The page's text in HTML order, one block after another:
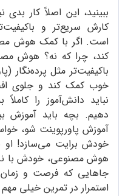
ببینید، این اصلاً کار
کارش سریع‌تر و
است. اگر با کمک هوش
کند، چرا که نه؟ هوش
باکیفیت‌تر مثل
خوب کمک کند و جلوی
نباید دانش‌آموز را
دهیم. بچه باید آموزش
آموزش پاورپوینت شو،
خودش برایت می‌سازد! او
هوش مصنوعی، خودش با
جاهایی که فرصت و زمان
استمرار در تمرین خیلی